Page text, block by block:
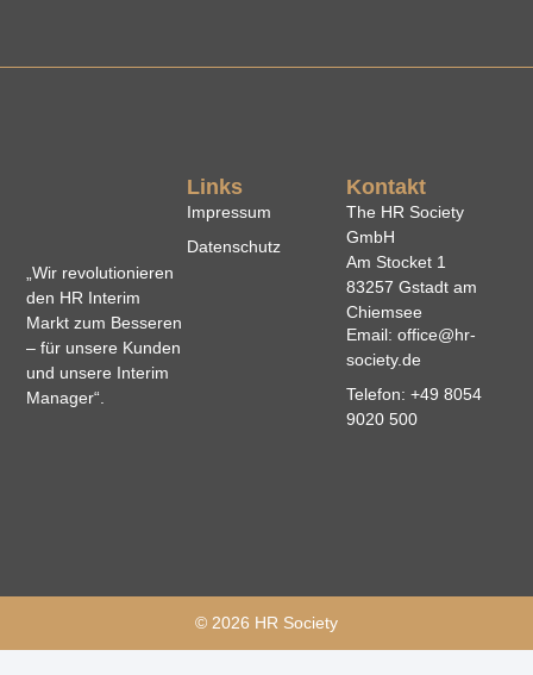
„Wir revolutionieren
den HR Interim
Markt zum Besseren
– für unsere Kunden
und unsere Interim
Manager“.
Links
Impressum
Datenschutz
Kontakt
The HR Society
GmbH
Am Stocket 1
83257 Gstadt am
Chiemsee
Email: office@hr-
society.de
Telefon: +49 8054
9020 500
© 2026 HR Society